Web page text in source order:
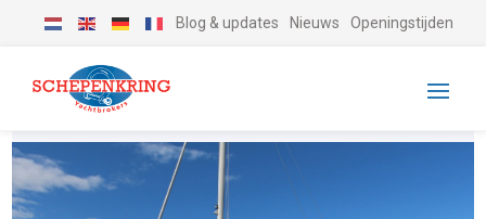
Blog & updates Nieuws Openingstijden